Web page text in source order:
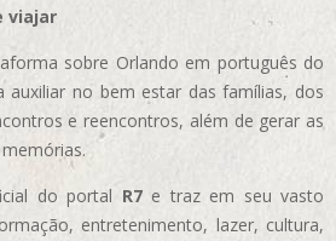
viajar
sobre Orlando em português do
no bem estar das famílias, dos
e reencontros, além de gerar as
do portal R7e traz em seu vasto
entretenimento, lazer, cultura,